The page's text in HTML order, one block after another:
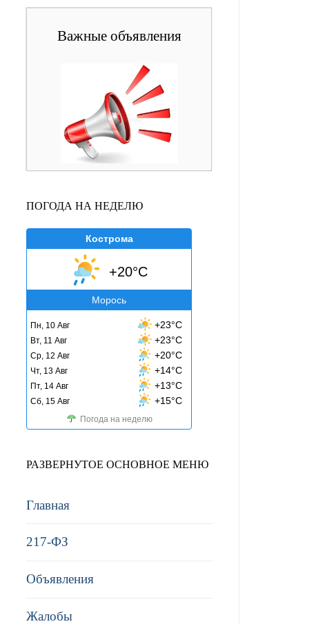
Важные объявления
ПОГОДА НА НЕДЕЛЮ
Кострома
+20°C
Морось
Пн, 10 Авг +23°C
Вт, 11 Авг +23°C
Ср, 12 Авг +20°C
Чт, 13 Авг +14°C
Пт, 14 Авг +13°C
Сб, 15 Авг +15°C
Погода на неделю
РАЗВЕРНУТОЕ ОСНОВНОЕ МЕНЮ
Главная
217-ФЗ
Объявления
Жалобы